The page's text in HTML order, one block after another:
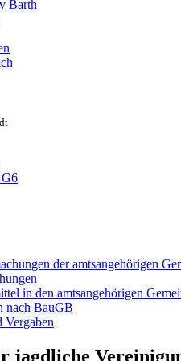
Barth
der amtsangehörigen
in den amtsangehörigen
nach BauGB
Vergaben
jagdliche